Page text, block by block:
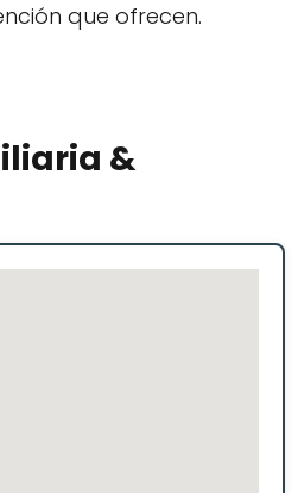
que ofrecen.
&